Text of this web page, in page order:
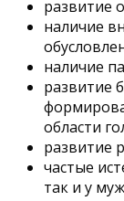
развитие
наличие
наличие
развитие
области
развитие
частые
так и у